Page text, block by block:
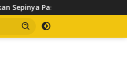
Minta Pemkot Evaluasi